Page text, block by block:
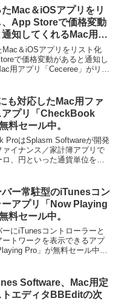
Mac＆iOSアプリをリ
、App Storeで価格変動
知してくれるMac用ア
」がリリース。
Mac＆iOSアプリをリスト化
で価格変動があると通知し
用アプリ「Ceceree」がリリ
も対応したMac用ファ
アプリ「CheckBook
料セール中。
ProはSplasm Softwareが開発
ァイナンス／家計簿アプリで
ロ、円といった通貨単位を扱
にも対応しています。
バー常駐型のiTunesコン
ーアプリ「Now Playing
料セール中。
ーにiTunesコントローラーと
ートワークを表示できるアプ
Pro」が無料セール中で
Software、Mac用定
トエディタBBEditの次